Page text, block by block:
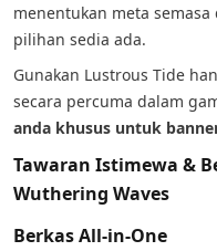
menentukan meta
pilihan sedia ada.
Gunakan Lustrous Tide
secara percuma dalam
anda khusus untuk
Tawaran Istimewa &
Wuthering Waves
Berkas All-in-One